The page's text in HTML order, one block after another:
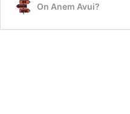
On Anem Avui?